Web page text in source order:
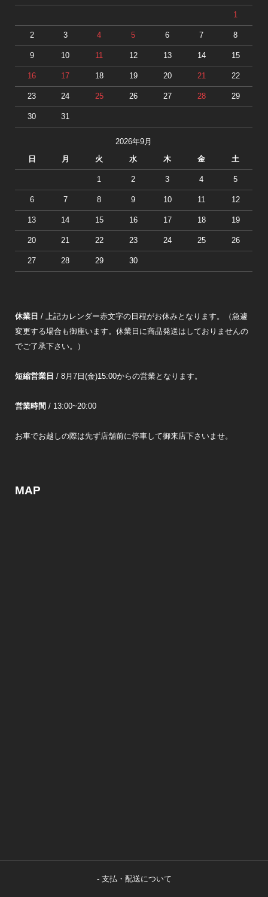
1
2 3 4 5 6 7 8
9 10 11 12 13 14 15
16 17 18 19 20 21 22
23 24 25 26 27 28 29
30 31
2026年9月
日 月 火 水 木 金 土
1 2 3 4 5
6 7 8 9 10 11 12
13 14 15 16 17 18 19
20 21 22 23 24 25 26
27 28 29 30
休業日 / 上記カレンダー赤文字の日程がお休みとなります。（急遽
変更する場合も御座います。休業日に商品発送はしておりませんの
でご了承下さい。）
短縮営業日 / 8月7日(金)15:00からの営業となります。
営業時間 / 13:00~20:00
お車でお越しの際は先ず店舗前に停車して御来店下さいませ。
MAP
支払・配送について